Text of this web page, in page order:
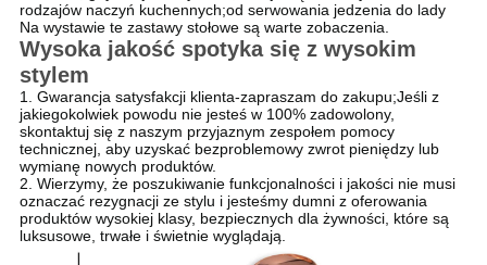
rodzajów naczyń kuchennych;od serwowania jedzenia do lady
Na wystawie te zastawy stołowe są warte zobaczenia.
Wysoka jakość spotyka się z wysokim
stylem
1. Gwarancja satysfakcji klienta-zapraszam do zakupu;Jeśli z
jakiegokolwiek powodu nie jesteś w 100% zadowolony,
skontaktuj się z naszym przyjaznym zespołem pomocy
technicznej, aby uzyskać bezproblemowy zwrot pieniędzy lub
wymianę nowych produktów.
2. Wierzymy, że poszukiwanie funkcjonalności i jakości nie musi
oznaczać rezygnacji ze stylu i jesteśmy dumni z oferowania
produktów wysokiej klasy, bezpiecznych dla żywności, które są
luksusowe, trwałe i świetnie wyglądają.